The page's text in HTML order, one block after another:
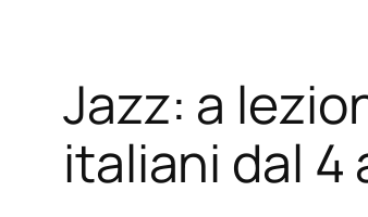
Jazz: a
italiani dal 4